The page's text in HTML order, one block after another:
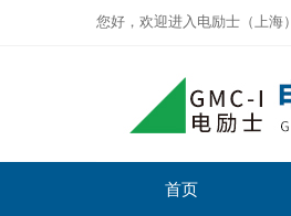
您好，欢迎进入电励士（上海
首页